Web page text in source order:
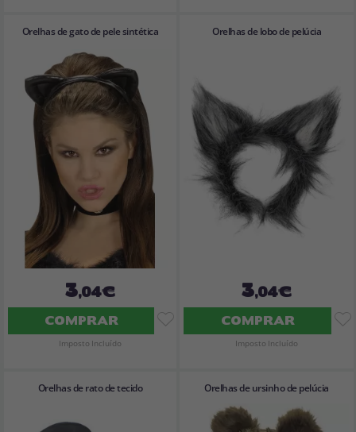
Orelhas de gato de pele sintética
3,04€
COMPRAR
Imposto Incluído
Orelhas de lobo de pelúcia
3,04€
COMPRAR
Imposto Incluído
Orelhas de rato de tecido Orelhas de ursinho de pelúcia